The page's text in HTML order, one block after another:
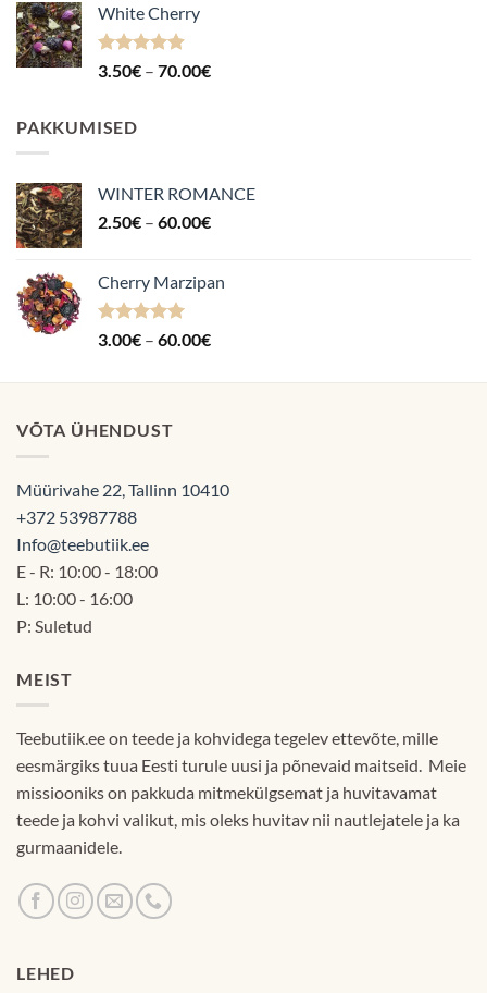
White Cherry
Hinnanguga
3.50€ – 70.00€Hinnavahemik:
PAKKUMISED
WINTER ROMANCE
2.50€ – 60.00€Hinnavahemik:
60.00€
Cherry Marzipan
Hinnanguga
3.00€ – 60.00€Hinnavahemik:
kuni
VÕTA ÜHENDUST
Müürivahe 22, Tallinn 10410
+372 53987788
Info@teebutiik.ee
E - R: 10:00 - 18:00
L: 10:00 - 16:00
P: Suletud
MEIST
Teebutiik.ee on teede ja kohvidega tegelev ettevõte, mille
eesmärgiks tuua Eesti turule uusi ja põnevaid maitseid. Meie
missiooniks on pakkuda mitmekülgsemat ja huvitavamat
teede ja kohvi valikut, mis oleks huvitav nii nautlejatele ja ka
gurmaanidele.
LEHED